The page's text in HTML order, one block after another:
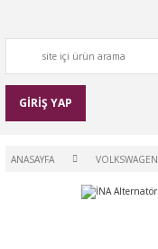
GİRİŞ YAP
ANASAYFA VOLKSWAGEN